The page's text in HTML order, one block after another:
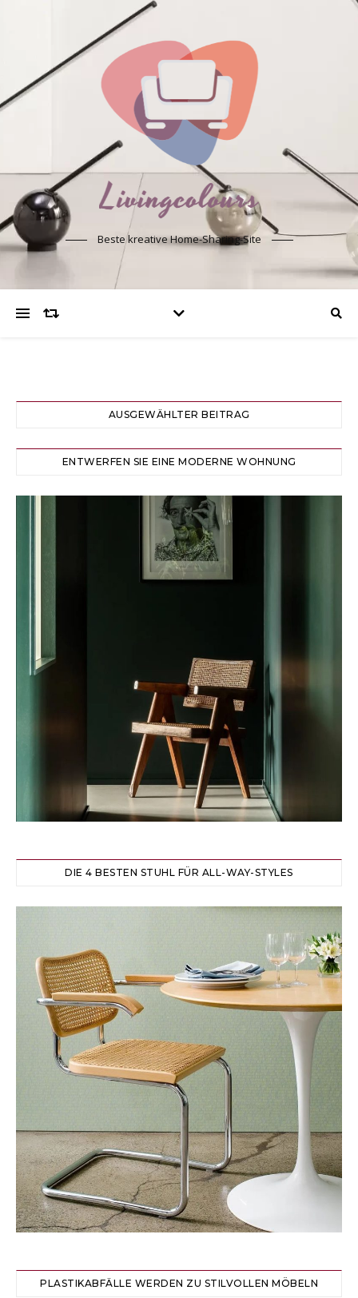
Beste kreative Home-Sharing-Site
AUSGEWÄHLTER BEITRAG
ENTWERFEN SIE EINE MODERNE WOHNUNG
DIE 4 BESTEN STUHL FÜR ALL-WAY-STYLES
PLASTIKABFÄLLE WERDEN ZU STILVOLLEN MÖBELN